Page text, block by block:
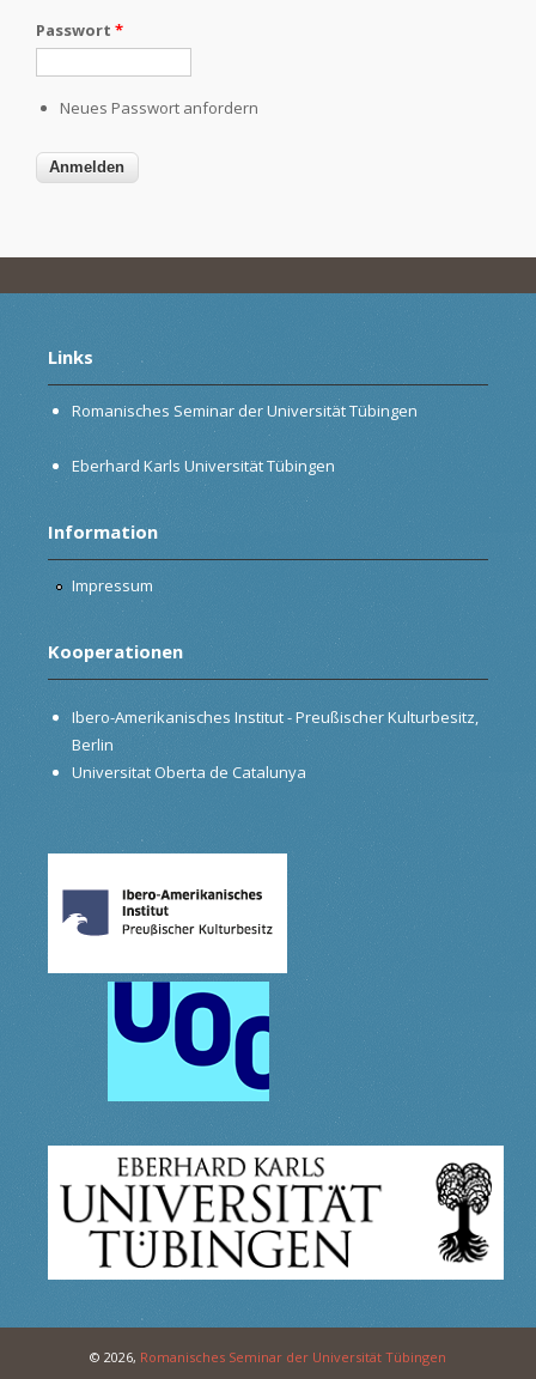
Passwort *
Neues Passwort anfordern
Links
Romanisches Seminar der Universität Tübingen
Eberhard Karls Universität Tübingen
Information
Impressum
Kooperationen
Ibero-Amerikanisches Institut - Preußischer Kulturbesitz,
Berlin
Universitat Oberta de Catalunya
© 2026, Romanisches Seminar der Universität Tübingen